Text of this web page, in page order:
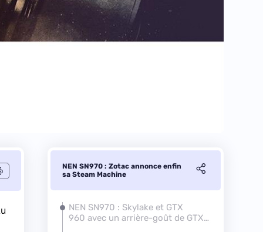
NEN SN970 : Zotac annonce enfin
sa Steam Machine
NEN SN970 : Skylake et GTX
960 avec un arrière-goût de GTX